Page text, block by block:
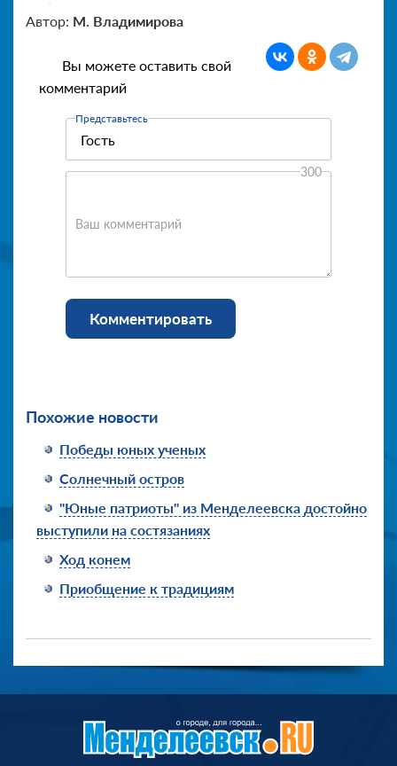
Автор: М. Владимирова
Вы можете оставить свой
комментарий
Представьтесь
Ваш комментарий
300
Комментировать
Похожие новости
Победы юных ученых
Солнечный остров
"Юные патриоты" из Менделеевска достойно
выступили на состязаниях
Ход конем
Приобщение к традициям